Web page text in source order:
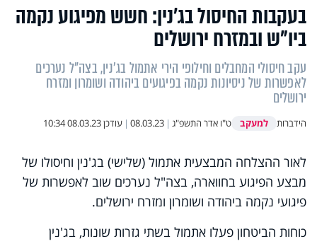
בעקבות החיסול בג’נין: חשש מפיגוע נקמה
ביו"ש ובמזרח ירושלים
עקב חיסולי המחבלים וחילופי הירי אתמול בג'נין, בצה"ל נערכים
לאפשרות של ניסיונות נקמה בפיגועים ביהודה ושומרון ומזרח
ירושלים
הידברות למעקב ט"ו אדר התשפ"ג |
08.03.23
| עודכן08.03.23 10:34
לאור ההצלחה המבצעית אתמול (שלישי) בג'נין וחיסולו של
מבצע הפיגוע בחווארה, בצה"ל נערכים שוב לאפשרות של
פיגועי נקמה ביהודה ושומרון ומזרח ירושלים.
כוחות הביטחון פעלו אתמול בשתי גזרות שונות, בג'נין